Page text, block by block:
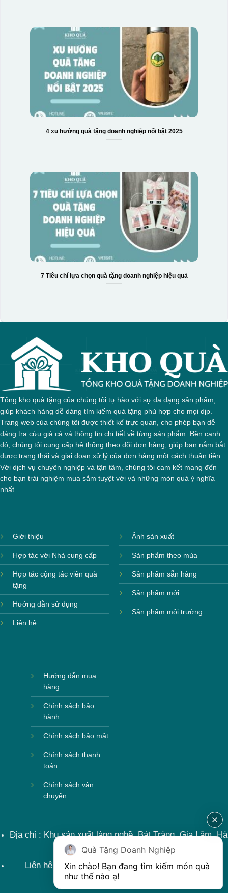
4 xu hướng quà tặng doanh nghiệp nổi bật 2025
7 Tiêu chí lựa chọn quà tặng doanh nghiệp hiệu quả
Tổng kho quà tặng của chúng tôi tự hào với sự đa dạng sản phẩm,
giúp khách hàng dễ dàng tìm kiếm quà tặng phù hợp cho mọi dịp.
Trang web của chúng tôi được thiết kế trực quan, cho phép bạn dễ
dàng tra cứu giá cả và thông tin chi tiết về từng sản phẩm. Bên cạnh
đó, chúng tôi cung cấp hệ thống theo dõi đơn hàng, giúp bạn nắm bắt
được trạng thái và giai đoạn xử lý của đơn hàng một cách thuận tiện.
Với dịch vụ chuyên nghiệp và tận tâm, chúng tôi cam kết mang đến
cho bạn trải nghiệm mua sắm tuyệt vời và những món quà ý nghĩa
nhất.
Giới thiệu
Hợp tác với Nhà cung cấp
Hợp tác cộng tác viên quà
tặng
Hướng dẫn sử dụng
Liên hệ
Ảnh sản xuất
Sản phẩm theo mùa
Sản phẩm sẵn hàng
Sản phẩm mới
Sản phẩm môi trường
Hướng dẫn mua
hàng
Chính sách bảo
hành
Chính sách bảo mật
Chính sách thanh
toán
Chính sách vận
chuyển
Địa chỉ : Khu sản xuất làng nghề, Bát Tràng, Gia Lâm, Hà
Nội, Việt Nam
Liên hệ : 0915599363 Email: lienhe@khoqua.vn
Quà Tặng Doanh Nghiệp
Xin chào! Bạn đang tìm kiếm món quà
như thế nào ạ!